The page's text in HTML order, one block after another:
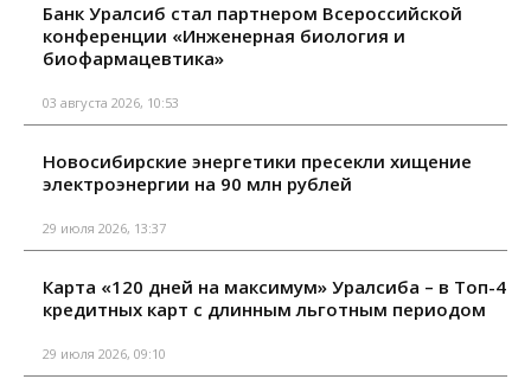
Банк Уралсиб стал партнером Всероссийской
конференции «Инженерная биология и
биофармацевтика»
03 августа 2026, 10:53
Новосибирские энергетики пресекли хищение
электроэнергии на 90 млн рублей
29 июля 2026, 13:37
Карта «120 дней на максимум» Уралсиба – в Топ-4
кредитных карт с длинным льготным периодом
29 июля 2026, 09:10